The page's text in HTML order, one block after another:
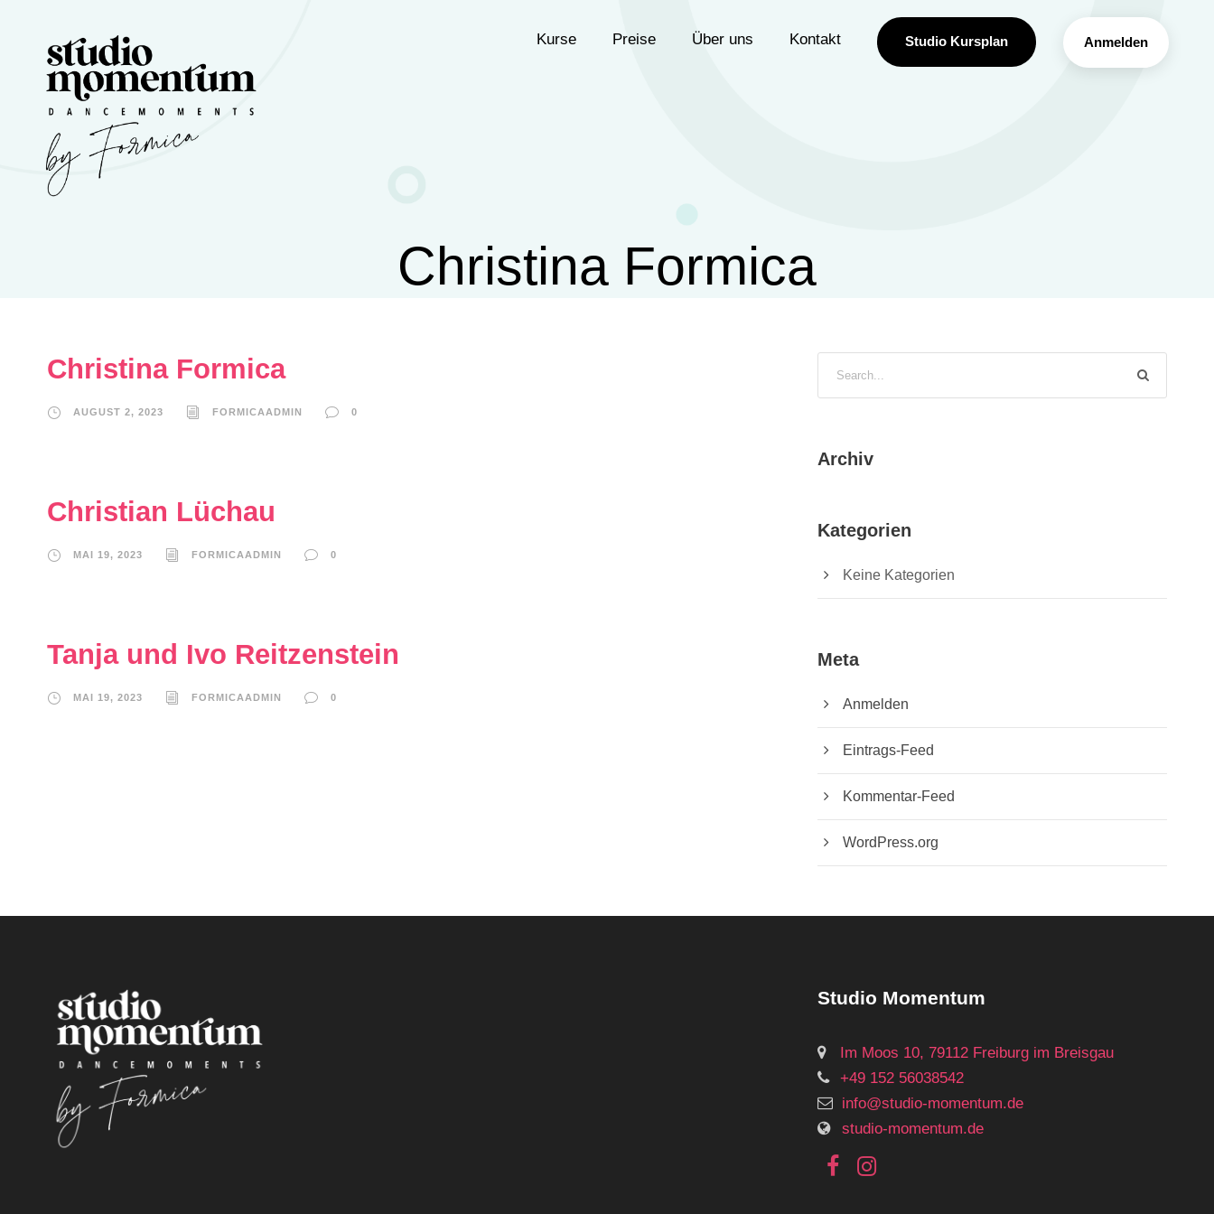
Kurse Preise Über uns Kontakt Studio Kursplan Anmelden
Christina Formica
Christina Formica
AUGUST 2, 2023 FORMICAADMIN 0
Christian Lüchau
MAI 19, 2023 FORMICAADMIN 0
Tanja und Ivo Reitzenstein
MAI 19, 2023 FORMICAADMIN 0
Archiv
Kategorien
Keine Kategorien
Meta
Anmelden
Eintrags-Feed
Kommentar-Feed
WordPress.org
Studio Momentum
Im Moos 10, 79112 Freiburg im Breisgau
+49 152 56038542
info@studio-momentum.de
studio-momentum.de